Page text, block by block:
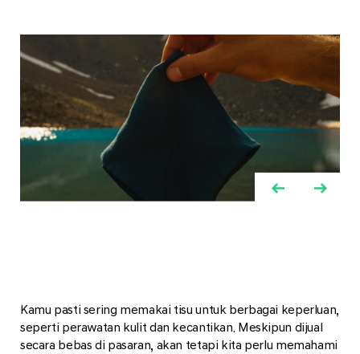
Kamu pasti sering memakai tisu untuk berbagai keperluan,
seperti perawatan kulit dan kecantikan. Meskipun dijual
secara bebas di pasaran, akan tetapi kita perlu memahami